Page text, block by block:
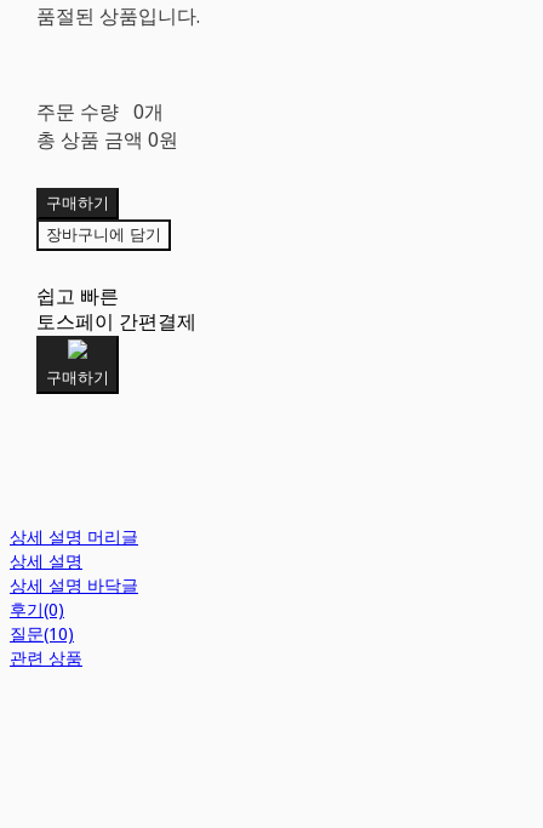
품절된 상품입니다.
주문 수량 0개
총 상품 금액 0원
구매하기
장바구니에 담기
쉽고 빠른
토스페이 간편결제
구매하기
상세 설명 머리글
상세 설명
상세 설명 바닥글
후기(0)
질문(10)
관련 상품